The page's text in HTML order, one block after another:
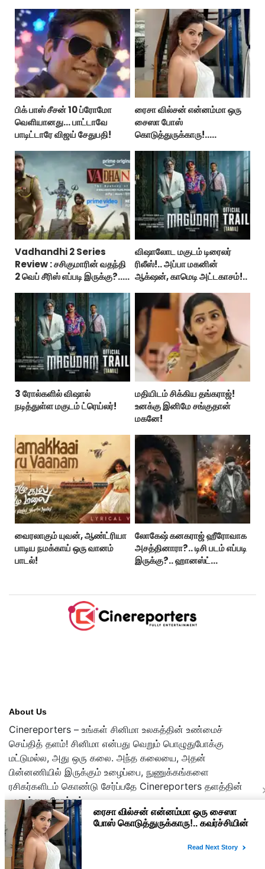
பிக் பாஸ் சீசன் 10 ப்ரோமோ
வெளியானது... பாட்டாவே
பாடிட்டாரே விஜய் சேதுபதி!
ரைசா வில்சன் என்னம்மா ஒரு
சைஸா போஸ்
கொடுத்துருக்காரு!..
Vadhandhi 2 Series
Review : சசிகுமாரின் வதந்தி
2 வெப் சீரிஸ் எப்படி இருக்கு?...
விஷாலோட மகுடம் டிரைலர்
ரிலீஸ்!.. அப்பா மகனின்
ஆக்‌ஷன், காமெடி அட்டகாசம்!..
3 ரோல்களில் விஷால்
நடித்துள்ள மகுடம் ட்ரெய்லர்!
மதியிடம் சிக்கிய தங்கராஜ்!
உனக்கு இனிமே சங்குதான்
மகனே!
வைரலாகும் யுவன், ஆண்ட்ரியா
பாடிய நமக்காய் ஒரு வானம்
பாடல்!
லோகேஷ் கனகராஜ் ஹீரோவாக
அசத்தினாரா?.. டிசி படம் எப்படி
இருக்கு?.. ஹானஸ்ட்
About Us
Cinereporters – உங்கள் சினிமா உலகத்தின் உண்மைச்
செய்தித் தளம்! சினிமா என்பது வெறும் பொழுதுபோக்கு
மட்டுமல்ல, அது ஒரு கலை. அந்த கலையை, அதன்
பின்னணியில் இருக்கும் உழைப்பை, நுணுக்கங்களை
ரசிகர்களிடம் கொண்டு சேர்ப்பதே Cinereporters தளத்தின்
முதன்மை நோக்கம்.
Copyright © 2026 cinereporters.com
About Us